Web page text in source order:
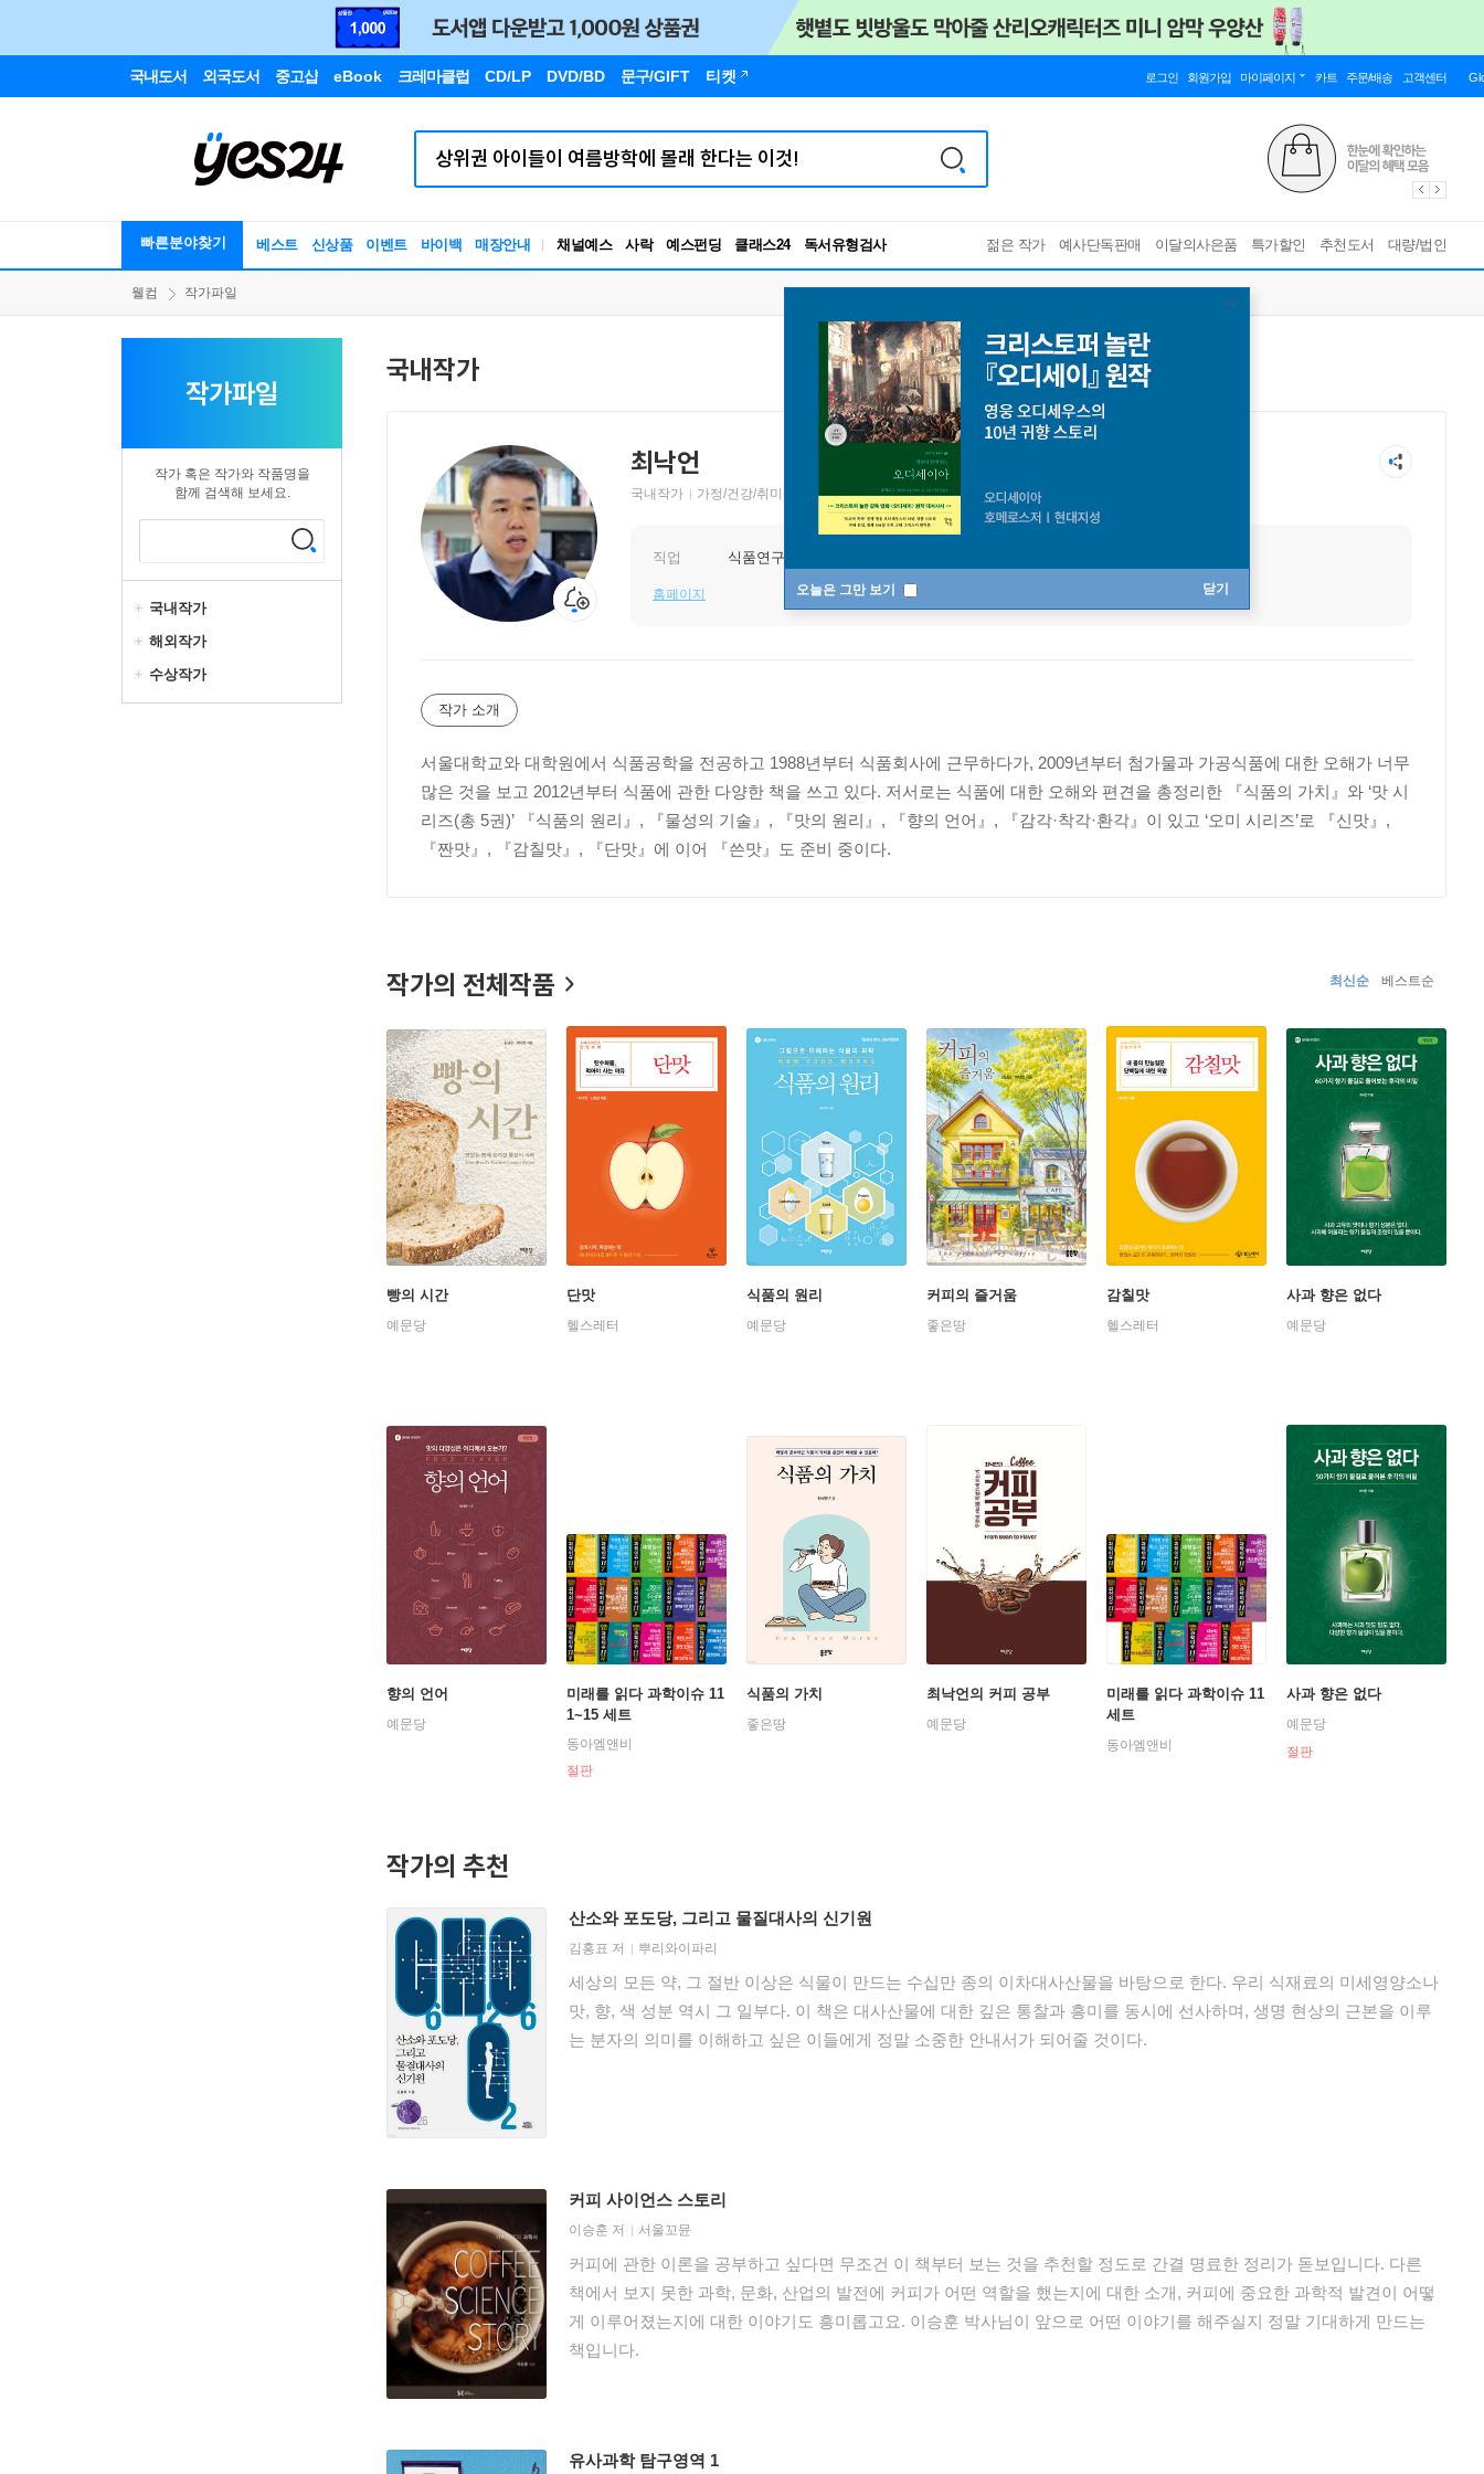
국내도서 외국도서 중고샵 eBook 크레마클럽 CD/LP DVD/BD 문구/GIFT 티켓 로그인 회원가입 마이페이지 카트 주문/배송 고객센터
빠른분야찾기 베스트 신상품 이벤트 바이백 매장안내 채널예스 사락 예스펀딩 클래스24
RBTI Lab
독서유형검사
젊은 작가 예사단독판매 이달의사은품 특가할인 추천도서 대량/법인
오늘은 그만 보기 닫기
웰컴 작가파일
작가파일
작가 혹은 작가와 작품명을
함께 검색해 보세요.
국내작가
해외작가
수상작가
국내작가
최낙언
국내작가 가정/건강/취미 저자
직업 식품연구가
홈페이지
작가 소개
서울대학교와 대학원에서 식품공학을 전공하고 1988년부터 식품회사에 근무하다가, 2009년부터 첨가물과 가공식품에 대한 오해가 너무
많은 것을 보고 2012년부터 식품에 관한 다양한 책을 쓰고 있다. 저서로는 식품에 대한 오해와 편견을 총정리한 『식품의 가치』와 ‘맛 시
리즈(총 5권)’ 『식품의 원리』, 『물성의 기술』, 『맛의 원리』, 『향의 언어』, 『감각·착각·환각』이 있고 ‘오미 시리즈’로 『신맛』,
『짠맛』, 『감칠맛』, 『단맛』에 이어 『쓴맛』도 준비 중이다.
작가의 전체작품 최신순 베스트순
빵의 시간
예문당
단맛
헬스레터
식품의 원리
예문당
커피의 즐거움
좋은땅
감칠맛
헬스레터
사과 향은 없다
예문당
향의 언어
예문당
미래를 읽다 과학이슈 11
1~15 세트
동아엠앤비
절판
식품의 가치
좋은땅
최낙언의 커피 공부
예문당
미래를 읽다 과학이슈 11
세트
동아엠앤비
사과 향은 없다
예문당
절판
작가의 추천
산소와 포도당, 그리고 물질대사의 신기원
김홍표 저 뿌리와이파리
세상의 모든 약, 그 절반 이상은 식물이 만드는 수십만 종의 이차대사산물을 바탕으로 한다. 우리 식재료의 미세영양소나
맛, 향, 색 성분 역시 그 일부다. 이 책은 대사산물에 대한 깊은 통찰과 흥미를 동시에 선사하며, 생명 현상의 근본을 이루
는 분자의 의미를 이해하고 싶은 이들에게 정말 소중한 안내서가 되어줄 것이다.
커피 사이언스 스토리
이승훈 저 서울꼬뮨
커피에 관한 이론을 공부하고 싶다면 무조건 이 책부터 보는 것을 추천할 정도로 간결 명료한 정리가 돋보입니다. 다른
책에서 보지 못한 과학, 문화, 산업의 발전에 커피가 어떤 역할을 했는지에 대한 소개, 커피에 중요한 과학적 발견이 어떻
게 이루어졌는지에 대한 이야기도 흥미롭고요. 이승훈 박사님이 앞으로 어떤 이야기를 해주실지 정말 기대하게 만드는
책입니다.
유사과학 탐구영역 1